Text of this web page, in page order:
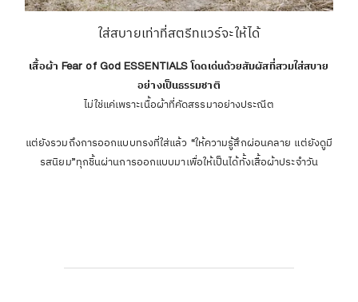
ใส่สบายเท่าที่สตรีทแวร์จะให้ได้
เสื้อผ้า Fear of God ESSENTIALS โดดเด่นด้วยสัมผัสที่สวมใส่สบาย
อย่างเป็นธรรมชาติ
ไม่ใช่แค่เพราะเนื้อผ้าที่คัดสรรมาอย่างประณีต
แต่ยังรวมถึงการออกแบบทรงที่ใส่แล้ว “ให้ความรู้สึกผ่อนคลาย แต่ยังดูมี
รสนิยม”ทุกชิ้นผ่านการออกแบบมาเพื่อให้เป็นได้ทั้งเสื้อผ้าประจำวัน